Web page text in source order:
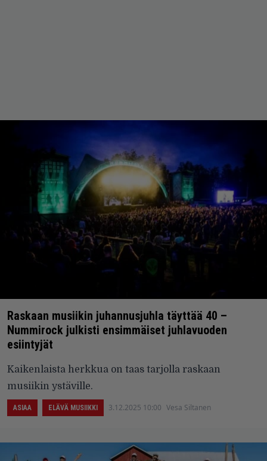
Raskaan musiikin juhannusjuhla täyttää 40 –
Nummirock julkisti ensimmäiset juhlavuoden
esiintyjät
Kaikenlaista herkkua on taas tarjolla raskaan
musiikin ystäville.
ASIAA ELÄVÄ MUSIIKKI 3.12.2025 10:00 Vesa Siltanen